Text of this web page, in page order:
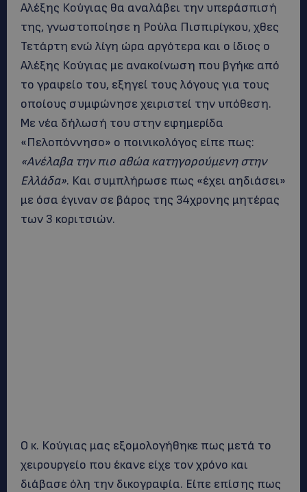
Αλέξης Κούγιας θα αναλάβει την υπεράσπισή
της, γνωστοποίησε η Ρούλα Πισπιρίγκου, χθες
Τετάρτη ενώ λίγη ώρα αργότερα και ο ίδιος ο
Αλέξης Κούγιας με ανακοίνωση που βγήκε από
το γραφείο του, εξηγεί τους λόγους για τους
οποίους συμφώνησε χειριστεί την υπόθεση.
Με νέα δήλωσή του στην εφημερίδα
«Πελοπόννησο» ο ποινικολόγος είπε πως:
«Ανέλαβα την πιο αθώα κατηγορούμενη στην
Ελλάδα». Και συμπλήρωσε πως «έχει αηδιάσει»
με όσα έγιναν σε βάρος της 34χρονης μητέρας
των 3 κοριτσιών.
Ο κ. Κούγιας μας εξομολογήθηκε πως μετά το
χειρουργείο που έκανε είχε τον χρόνο και
διάβασε όλη την δικογραφία. Είπε επίσης πως